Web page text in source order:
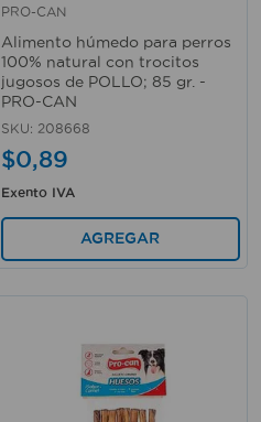
Vista rápida
PRO-CAN
Alimento húmedo para perros
100% natural con trocitos
jugosos de POLLO; 85 gr. -
PRO-CAN
SKU: 208668
$0,89
Exento IVA
AGREGAR